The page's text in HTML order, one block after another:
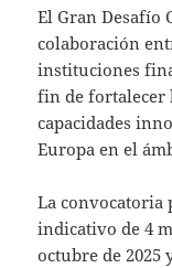
El Gran Desafío
colaboración
instituciones
fin de fortalecer
capacidades
Europa en el
La convocatoria
indicativo de 4
octubre de 2025